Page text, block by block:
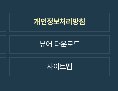
개인정보처리방침
뷰어 다운로드
사이트맵